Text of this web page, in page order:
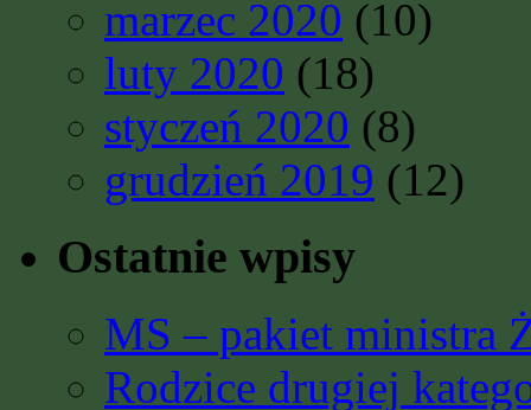
marzec 2020 (10)
luty 2020 (18)
styczeń 2020 (8)
grudzień 2019 (12)
Ostatnie wpisy
MS – pakiet ministra
Rodzice drugiej